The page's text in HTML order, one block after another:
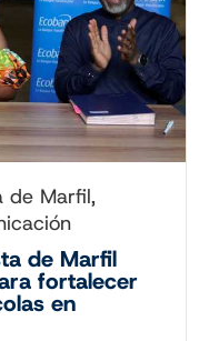
de Marfil,
de Marfil
fortalecer
en